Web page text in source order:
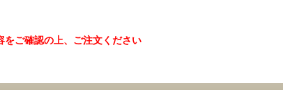
をご確認の上、ご注文ください